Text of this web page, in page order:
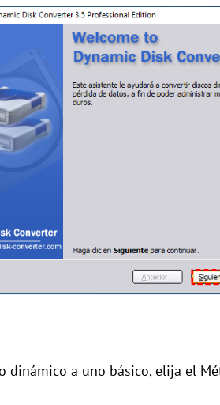
dinámico a uno básico, elija el